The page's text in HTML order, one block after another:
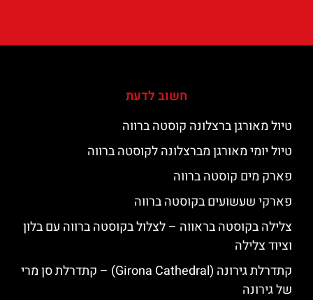
חשוב לדעת
טיול מאורגן ברצלונה קוסטה ברווה
טיול יומי מאורגן מברצלונה לקוסטה ברווה
פארק מים קוסטה ברווה
פארקי שעשועים בקוסטה ברווה
צלילה בקוסטה בראווה – לצלול בקוסטה ברווה עם בלון
וציוד צלילה
קתדרלת גירונה (Girona Cathedral) – קתדרלת סן מרי
של גירונה